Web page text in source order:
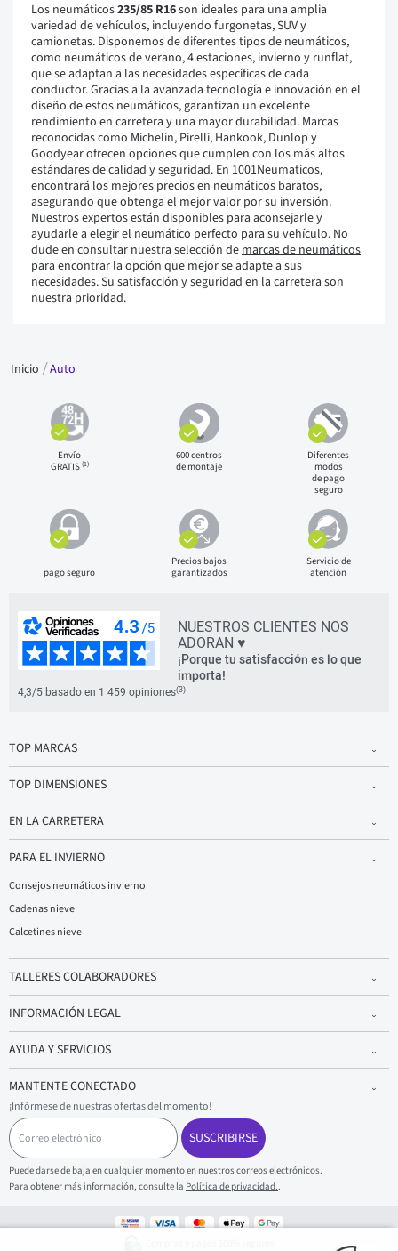
Los neumáticos235/85 R16son ideales para una amplia
variedad de vehículos, incluyendo furgonetas, SUV y
camionetas. Disponemos de diferentes tipos de neumáticos,
como neumáticos de verano, 4 estaciones, invierno y runflat,
que se adaptan a las necesidades específicas de cada
conductor. Gracias a la avanzada tecnología e innovación en el
diseño de estos neumáticos, garantizan un excelente
rendimiento en carretera y una mayor durabilidad. Marcas
reconocidas como Michelin, Pirelli, Hankook, Dunlop y
Goodyear ofrecen opciones que cumplen con los más altos
estándares de calidad y seguridad. En 1001Neumaticos,
encontrará los mejores precios en neumáticos baratos,
asegurando que obtenga el mejor valor por su inversión.
Nuestros expertos están disponibles para aconsejarle y
ayudarle a elegir el neumático perfecto para su vehículo. No
dude en consultar nuestra selección demarcas de neumáticos
para encontrar la opción que mejor se adapte a sus
necesidades. Su satisfacción y seguridad en la carretera son
nuestra prioridad.
Inicio Auto
Envío
GRATIS(1)
600 centros
de montaje
Diferentes
modos
de pago
seguro
pago seguro
Precios bajos
garantizados
Servicio de
atención
NUESTROS CLIENTES NOS
ADORAN ♥
¡Porque tu satisfacción es lo que
importa!
4,3/5 basado en 1 459 opiniones(3)
TOP MARCAS
TOP DIMENSIONES
EN LA CARRETERA
PARA EL INVIERNO
Consejos neumáticos invierno
Cadenas nieve
Calcetines nieve
TALLERES COLABORADORES
INFORMACIÓN LEGAL
AYUDA Y SERVICIOS
MANTENTE CONECTADO
¡Infórmese de nuestras ofertas del momento!
C
o
r
r
e
o
l
SUSCRIBIRSE
Puede darse de baja en cualquier momento en nuestros correos electrónicos.
Para obtener más información, consulte la Política de privacidad..